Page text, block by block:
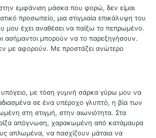
εμφάνιση μάσκα που φορώ, δεν είμαι
προσωπείο, μια στιγμιαία επικάλυψη του
μου έχει αναθέσει να παίξω το πεπρωμένο.
ασήμαντοι μπορούν να το παρεξηγήσουν.
με αφορούν. Με προστάζει ανώτερο
υπόγειο, με τόση γυμνή σάρκα γύρω μου να
σε ένα υπέροχο γλυπτό, η βία των
στη στιγμή, στην αιωνιότητα. Στα
απόγνωση, χαρακωμένη από κατάμαυρα
απλωμένα, να πασχίζουν μάταια να